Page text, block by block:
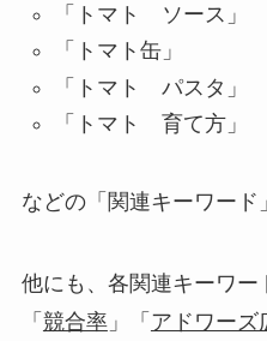
「トマト ソース」
「トマト缶」
「トマト パスタ」
「トマト 育て方」
などの「関連キーワード
他にも、各関連キーワー
「 競合率」「 アドワーズ